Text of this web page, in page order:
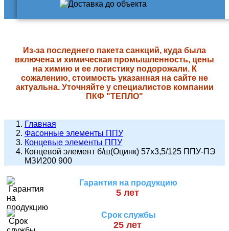
Из-за последнего пакета санкций, куда была
включена и химическая промышленность, цены
на химию и ее логистику подорожали. К
сожалению, стоимость указанная на сайте не
актуальна. Уточняйте у специалистов компании
ПКФ "ТЕПЛО"
Главная
Фасонные элементы ППУ
Концевые элементы ППУ
Концевой элемент б/ш(Оцинк) 57х3,5/125 ППУ-ПЭ
МЗИ200 900
Гарантия на продукцию
5 лет
Срок службы
25 лет